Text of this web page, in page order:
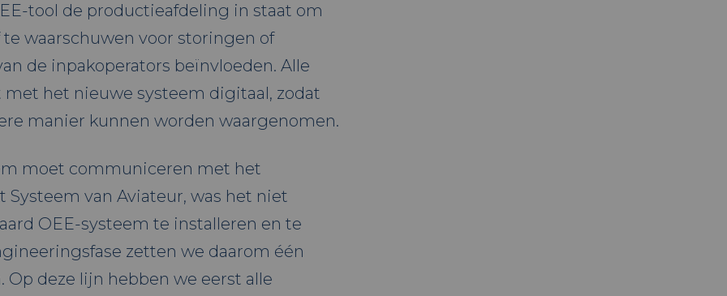
tool de productieafdeling in staat om
waarschuwen voor storingen of
de inpakoperators beïnvloeden. Alle
het nieuwe systeem digitaal, zodat
manier kunnen worden waargenomen.
moet communiceren met het
van Aviateur, was het niet
OEE-systeem te installeren en te
zetten we daarom één
deze lijn hebben we eerst alle